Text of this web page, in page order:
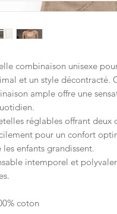
combinaison unisexe
et un style décontracté.
ample offre une
réglables offrant deux
pour un confort
les enfants grandissent.
intemporel et
coton